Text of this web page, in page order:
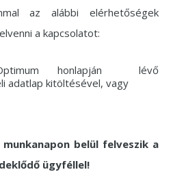
az alábbi elérhetőségek
a kapcsolatot:
honlapján lévő
adatlap kitöltésével, vagy
munkanapon belül felveszik a
ügyféllel!